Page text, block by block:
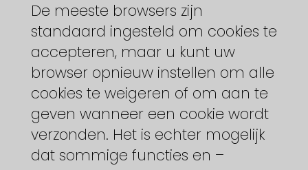
De meeste browsers zijn
standaard ingesteld om cookies te
accepteren, maar u kunt uw
browser opnieuw instellen om alle
cookies te weigeren of om aan te
geven wanneer een cookie wordt
verzonden. Het is echter mogelijk
dat sommige functies en –